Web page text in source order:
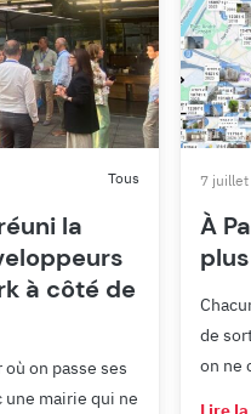
Tous
la
à côté de
on passe ses
mairie qui ne
7
À
de
on ne